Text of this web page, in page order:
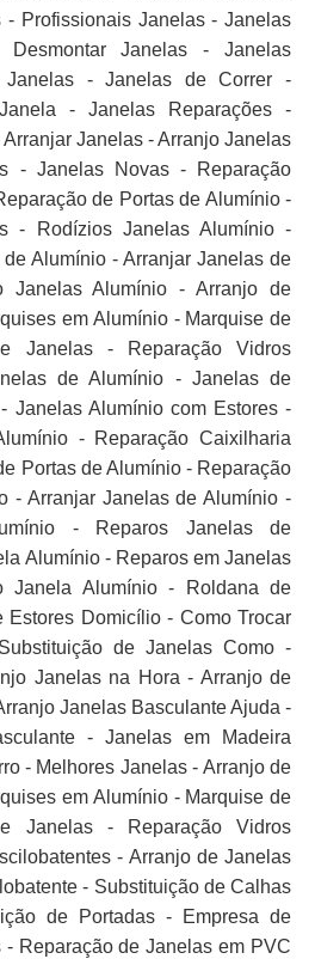
Profissionais Janelas - Janelas
Desmontar Janelas - Janelas
Janelas - Janelas de Correr -
- Janelas Reparações -
Arranjar Janelas - Arranjo Janelas
- Janelas Novas - Reparação
de Portas de Alumínio -
- Rodízios Janelas Alumínio -
Alumínio - Arranjar Janelas de
Janelas Alumínio - Arranjo de
em Alumínio - Marquise de
Janelas - Reparação Vidros
de Alumínio - Janelas de
Janelas Alumínio com Estores -
- Reparação Caixilharia
Portas de Alumínio - Reparação
- Arranjar Janelas de Alumínio -
- Reparos Janelas de
Alumínio - Reparos em Janelas
Janela Alumínio - Roldana de
Estores Domicílio - Como Trocar
de Janelas Como -
Janelas na Hora - Arranjo de
Janelas Basculante Ajuda -
- Janelas em Madeira
- Melhores Janelas - Arranjo de
em Alumínio - Marquise de
Janelas - Reparação Vidros
- Arranjo de Janelas
- Substituição de Calhas
de Portadas - Empresa de
Reparação de Janelas em PVC